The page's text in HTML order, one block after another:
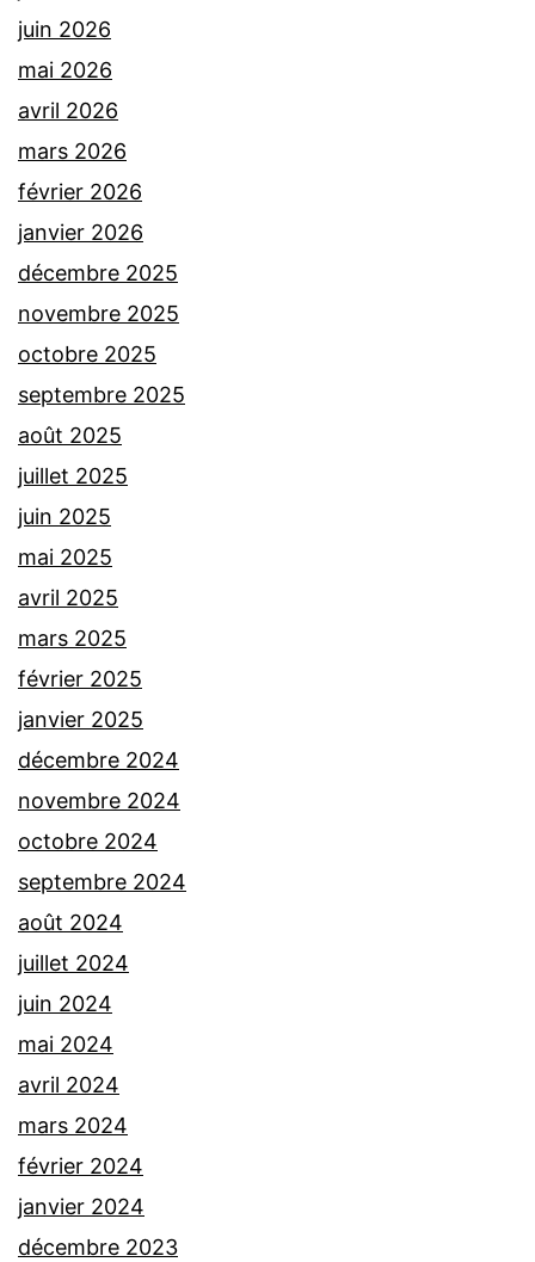
juin 2026
mai 2026
avril 2026
mars 2026
février 2026
janvier 2026
décembre 2025
novembre 2025
octobre 2025
septembre 2025
août 2025
juillet 2025
juin 2025
mai 2025
avril 2025
mars 2025
février 2025
janvier 2025
décembre 2024
novembre 2024
octobre 2024
septembre 2024
août 2024
juillet 2024
juin 2024
mai 2024
avril 2024
mars 2024
février 2024
janvier 2024
décembre 2023